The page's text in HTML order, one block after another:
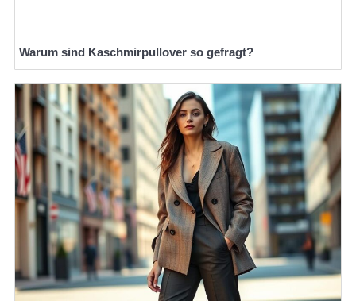
Warum sind Kaschmirpullover so gefragt?